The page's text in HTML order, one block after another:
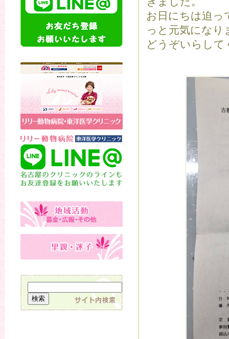
お日にちは迫っ
っと元気になり
どうぞいらして